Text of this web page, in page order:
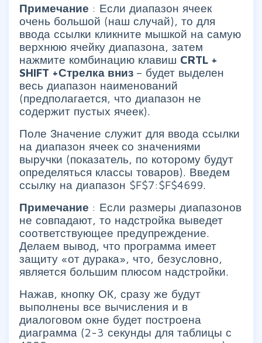
Примечание : Если диапазон ячеек
очень большой (наш случай), то для
ввода ссылки кликните мышкой на самую
верхнюю ячейку диапазона, затем
нажмите комбинацию клавиш CRTL +
SHIFT +Стрелка вниз – будет выделен
весь диапазон наименований
(предполагается, что диапазон не
содержит пустых ячеек).
Поле Значение служит для ввода ссылки
на диапазон ячеек со значениями
выручки (показатель, по которому будут
определяться классы товаров). Введем
ссылку на диапазон $F$7:$F$4699.
Примечание : Если размеры диапазонов
не совпадают, то надстройка выведет
соответствующее предупреждение.
Делаем вывод, что программа имеет
защиту «от дурака», что, безусловно,
является большим плюсом надстройки.
Нажав, кнопку ОК, сразу же будут
выполнены все вычисления и в
диалоговом окне будет построена
диаграмма (2-3 секунды для таблицы с